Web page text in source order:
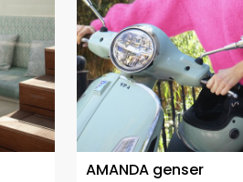
AMANDA genser